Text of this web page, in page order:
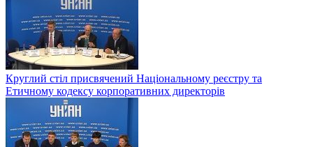
Круглий стіл присвячений Національному реєстру та
Етичному кодексу корпоративних директорів